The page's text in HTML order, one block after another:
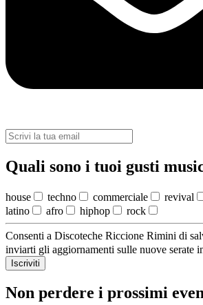
Quali sono i tuoi gusti
house techno commerciale
revival
latino
afro hiphop rock
Consenti a Discoteche Riccione Rimini di
inviarti gli aggiornamenti sulle nuove serate
Iscriviti
Non perdere i prossimi